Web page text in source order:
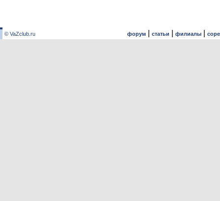
© VaZclub.ru форум| статьи филиалы|